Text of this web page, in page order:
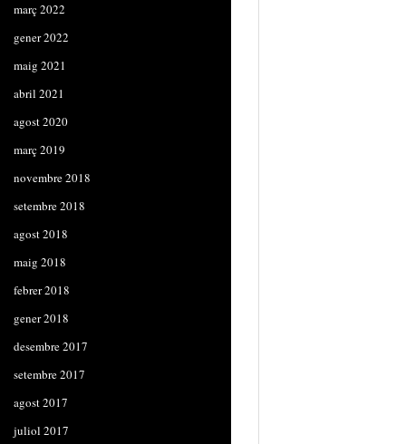
març 2022
gener 2022
maig 2021
abril 2021
agost 2020
març 2019
novembre 2018
setembre 2018
agost 2018
maig 2018
febrer 2018
gener 2018
desembre 2017
setembre 2017
agost 2017
juliol 2017